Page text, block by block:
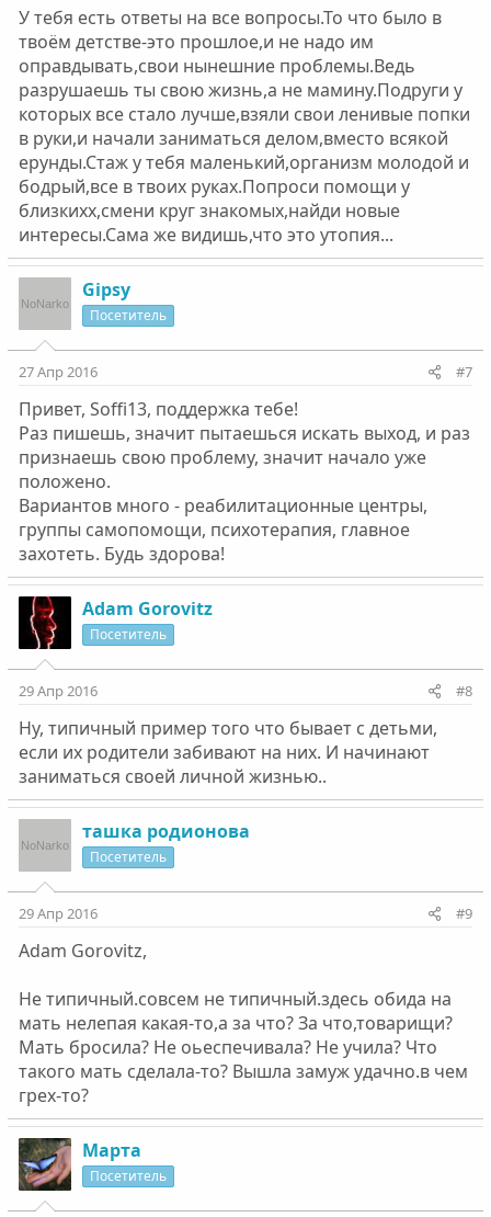
У тебя есть ответы на все вопросы.То что было в
твоём детстве-это прошлое,и не надо им
оправдывать,свои нынешние проблемы.Ведь
разрушаешь ты свою жизнь,а не мамину.Подруги у
которых все стало лучше,взяли свои ленивые попки
в руки,и начали заниматься делом,вместо всякой
ерунды.Стаж у тебя маленький,организм молодой и
бодрый,все в твоих руках.Попроси помощи у
близкихх,смени круг знакомых,найди новые
интересы.Сама же видишь,что это утопия...
Gipsy
Посетитель
27 Апр 2016 #7
Привет, Soffi13, поддержка тебе!
Раз пишешь, значит пытаешься искать выход, и раз
признаешь свою проблему, значит начало уже
положено.
Вариантов много - реабилитационные центры,
группы самопомощи, психотерапия, главное
захотеть. Будь здорова!
Adam Gorovitz
Посетитель
29 Апр 2016 #8
Ну, типичный пример того что бывает с детьми,
если их родители забивают на них. И начинают
заниматься своей личной жизнью..
ташка родионова
Посетитель
29 Апр 2016 #9
Adam Gorovitz,
Не типичный.совсем не типичный.здесь обида на
мать нелепая какая-то,а за что? За что,товарищи?
Мать бросила? Не оьеспечивала? Не учила? Что
такого мать сделала-то? Вышла замуж удачно.в чем
грех-то?
Марта
Посетитель